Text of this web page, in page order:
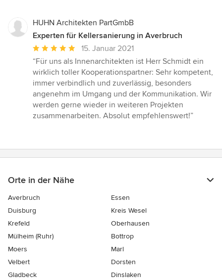
HUHN Architekten PartGmbB
Experten für Kellersanierung in Averbruch
Durchschnittliche
Bewertung:
5
von
5
Sternen
15. Januar 2021
“Für uns als Innenarchitekten ist Herr Schmidt ein
wirklich toller Kooperationspartner: Sehr kompetent,
immer verbindlich und zuverlässig, besonders
angenehm im Umgang und der Kommunikation. Wir
werden gerne wieder in weiteren Projekten
zusammenarbeiten. Absolut empfehlenswert!”
Orte in der Nähe
Averbruch
Essen
Duisburg
Kreis Wesel
Krefeld
Oberhausen
Mülheim (Ruhr)
Bottrop
Moers
Marl
Velbert
Dorsten
Gladbeck
Dinslaken